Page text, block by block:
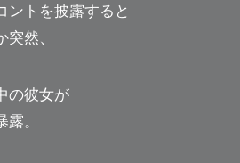
ントを披露すると
然、
の彼女が
。